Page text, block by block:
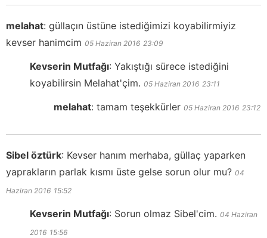
melahat: güllaçın üstüne istediğimizi koyabilirmiyiz
kevser hanimcim 05 Haziran 2016 23:09
Kevserin Mutfağı: Yakıştığı sürece istediğini
koyabilirsin Melahat'çim. 05 Haziran 2016 23:11
melahat: tamam teşekkürler 05 Haziran 2016 23:12
Sibel öztürk: Kevser hanım merhaba, güllaç yaparken
yaprakların parlak kısmı üste gelse sorun olur mu? 04
Haziran 2016 15:52
Kevserin Mutfağı: Sorun olmaz Sibel'cim. 04 Haziran
2016 15:56